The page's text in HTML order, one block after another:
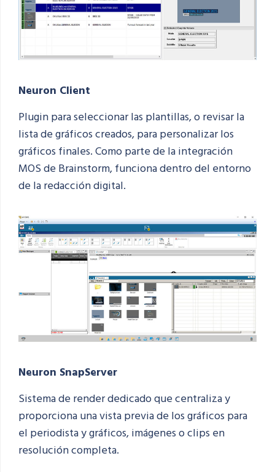
Neuron Client
Plugin para seleccionar las plantillas, o revisar la
lista de gráficos creados, para personalizar los
gráficos finales. Como parte de la integración
MOS de Brainstorm, funciona dentro del entorno
de la redacción digital.
Neuron SnapServer
Sistema de render dedicado que centraliza y
proporciona una vista previa de los gráficos para
el periodista y gráficos, imágenes o clips en
resolución completa.